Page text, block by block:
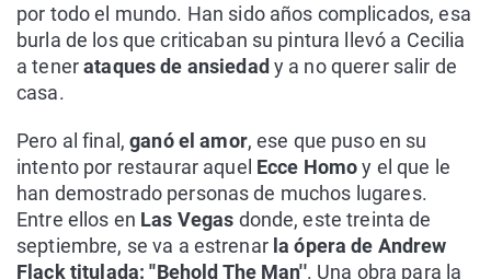
por todo el mundo. Han sido años complicados, esa
burla de los que criticaban su pintura llevó a Cecilia
a tenerataques de ansiedad y a no querer salir de
casa.
Pero al final,ganó el amor, ese que puso en su
intento por restaurar aquel Ecce Homoy el que le
han demostrado personas de muchos lugares.
Entre ellos en Las Vegas donde, este treinta de
septiembre, se va a estrenar la ópera de Andrew
Flack titulada: ''Behold The Man''. Una obra para la